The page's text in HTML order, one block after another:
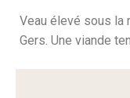
Veau élevé sous la
Gers. Une viande